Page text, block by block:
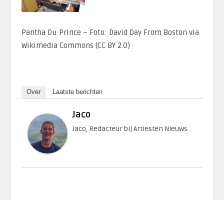
Pantha Du Prince – Foto: David Day From Boston via
Wikimedia Commons (CC BY 2.0)
Over Laatste berichten
Jaco
Jaco, Redacteur bij Artiesten Nieuws